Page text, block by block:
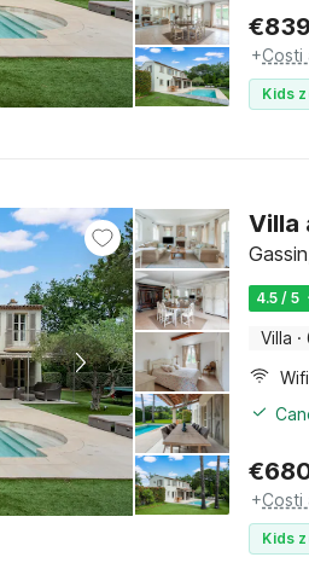
€839
+Costi
Kids
Villa
4.5 / 5
Villa ·
Wifi
€
+Costi
Kids